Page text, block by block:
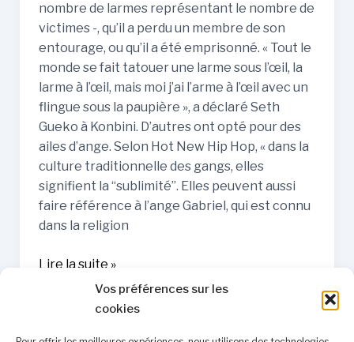
Vos préférences sur les
cookies
nombre de larmes représentant le nombre de
victimes -, qu’il a perdu un membre de son
entourage, ou qu’il a été emprisonné. « Tout le
monde se fait tatouer une larme sous l’œil, la
larme à l’œil, mais moi j’ai l’arme à l’œil avec un
flingue sous la paupière », a déclaré Seth
Gueko à Konbini. D’autres ont opté pour des
ailes d’ange. Selon Hot New Hip Hop, « dans la
culture traditionnelle des gangs, elles
signifient la “sublimité”. Elles peuvent aussi
faire référence à l’ange Gabriel, qui est connu
dans la religion
Lire la suite »